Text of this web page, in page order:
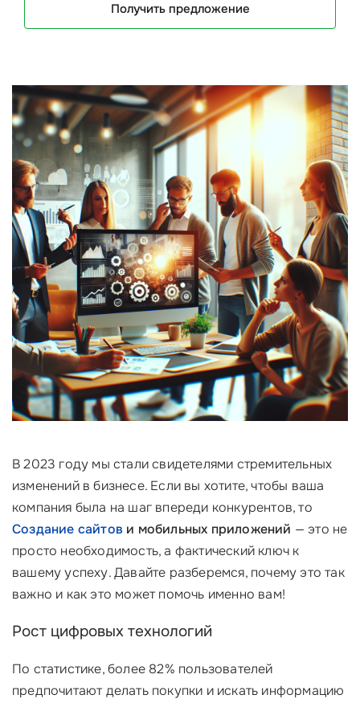
Получить предложение
В 2023 году мы стали свидетелями стремительных
изменений в бизнесе. Если вы хотите, чтобы ваша
компания была на шаг впереди конкурентов, то
Создание сайтов и мобильных приложений — это не
просто необходимость, а фактический ключ к
вашему успеху. Давайте разберемся, почему это так
важно и как это может помочь именно вам!
Рост цифровых технологий
По статистике, более 82% пользователей
предпочитают делать покупки и искать информацию